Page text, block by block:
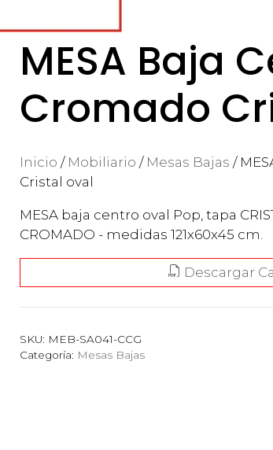
MESA Baja
Cromado
Inicio / Mobiliario / Mesas Bajas /
Cristal oval
MESA baja centro oval Pop, tapa
CROMADO - medidas 121x60x45 cm.
Descargar
SKU: MEB-SA041-CCG
Categoría: Mesas Bajas